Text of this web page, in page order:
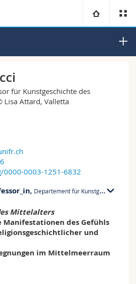
Fak.
und Bildungswissenschaften
Fak.
für Kunstgeschichte des
Attard, Valletta
0000-0003-1251-6832
, Departement für Kunstgeschichte und Archäologie
20
Mittelalters
des Gefühls
und
im Mittelmeerraum